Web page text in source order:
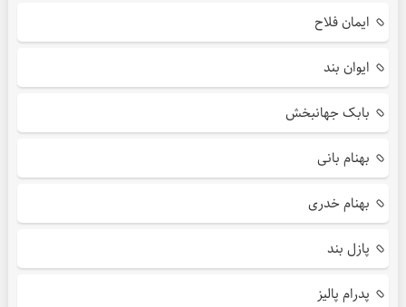
ایمان فلاح
ایوان بند
بابک جهانبخش
بهنام بانی
بهنام خدری
پازل بند
پدرام پالیز